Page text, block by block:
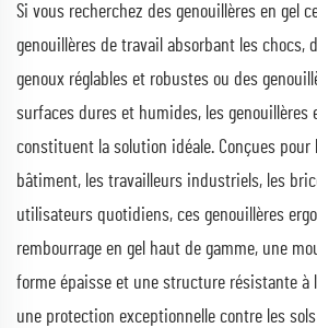
Si vous recherchez des genouillères en gel
genouillères de travail absorbant les chocs,
genoux réglables et robustes ou des
surfaces dures et humides, les genouillères
constituent la solution idéale. Conçues pour
bâtiment, les travailleurs industriels, les
utilisateurs quotidiens, ces genouillères
rembourrage en gel haut de gamme, une
forme épaisse et une structure résistante à
une protection exceptionnelle contre les